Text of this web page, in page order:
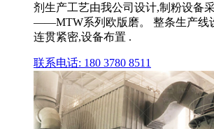
剂生产工艺由我公司设计,制粉设备
——MTW系列欧版磨。 整条生产线
连贯紧密,设备布置 .
联系电话: 180 3780 8511